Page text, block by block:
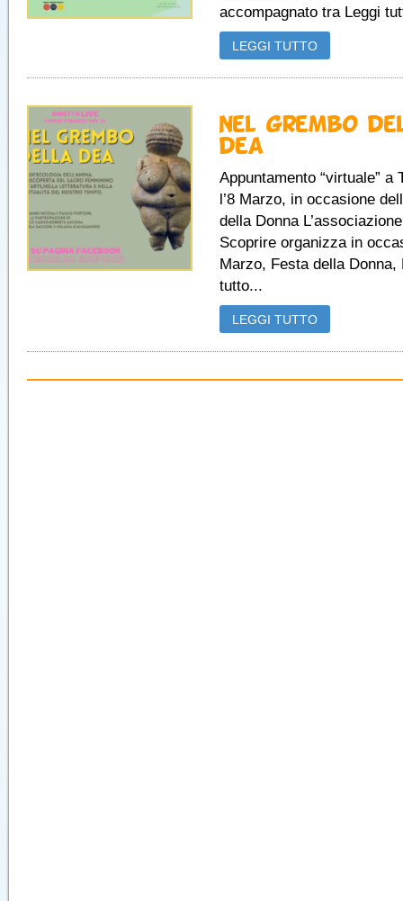
accompagnato tra Leggi
LEGGI TUTTO
Nel grembo
dea
Appuntamento “virtuale” a
l’8 Marzo, in occasione
della Donna
Scoprire organizza in
Marzo, Festa della Donna,
tutto...
LEGGI TUTTO